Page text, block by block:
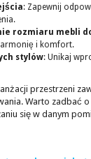
: Zapewnij
rozmiaru mebli
i komfort.
stylów: Unikaj
przestrzeni
Warto zadbać
się w danym